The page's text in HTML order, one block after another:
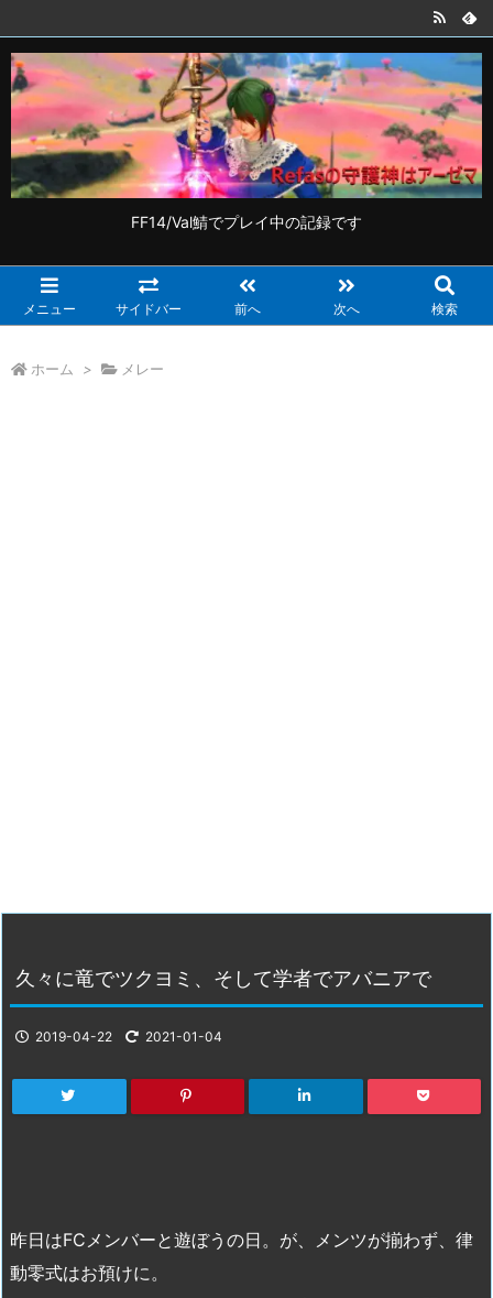
FF14/Val鯖でプレイ中の記録です
メニュー サイドバー 前へ 次へ 検索
ホーム > メレー
久々に竜でツクヨミ、そして学者でアバニアで
2019-04-22 2021-01-04
昨日はFCメンバーと遊ぼうの日。が、メンツが揃わず、律
動零式はお預けに。